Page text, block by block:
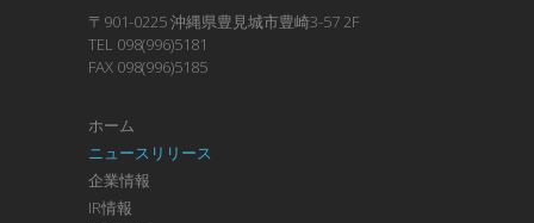
〒901-0225 沖縄県豊見城市豊崎3-57 2F
TEL 098(996)5181
FAX 098(996)5185
ホーム
ニュースリリース
企業情報
IR情報